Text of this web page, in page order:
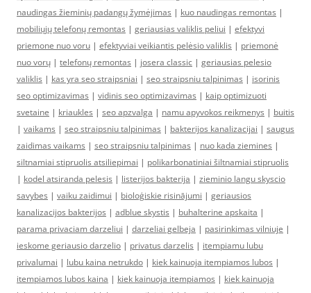
naudingas žieminių padangų žymėjimas | kuo naudingas remontas |
mobiliųjų telefonų remontas | geriausias valiklis peliui | efektyvi
priemone nuo voru | efektyviai veikiantis pelėsio valiklis | priemonė
nuo vorų | telefonų remontas | josera classic | geriausias pelesio
valiklis | kas yra seo straipsniai | seo straipsniu talpinimas | isorinis
seo optimizavimas | vidinis seo optimizavimas | kaip optimizuoti
svetaine | kriaukles | seo apzvalga | namu apyvokos reikmenys | buitis
| vaikams | seo straipsniu talpinimas | bakterijos kanalizacijai | saugus
zaidimas vaikams | seo straipsniu talpinimas | nuo kada ziemines |
siltnamiai stipruolis atsiliepimai | polikarbonatiniai šiltnamiai stipruolis
| kodel atsiranda pelesis | listerijos bakterija | zieminio langu skyscio
savybes | vaiku zaidimui | bioloģiskie risinājumi | geriausios
kanalizacijos bakterijos | adblue skystis | buhalterine apskaita |
parama privaciam darzeliui | darzeliai gelbeja | pasirinkimas vilniuje |
ieskome geriausio darzelio | privatus darzelis | itempiamu lubu
privalumai | lubu kaina netrukdo | kiek kainuoja itempiamos lubos |
itempiamos lubos kaina | kiek kainuoja itempiamos | kiek kainuoja